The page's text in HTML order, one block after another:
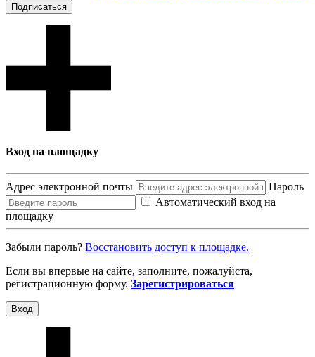
Подписаться
Вход на площадку
Адрес электронной почты
Пароль
Автоматический вход на
площадку
Забыли пароль? Восcтановить доступ к площадке.
Если вы впервые на сайте, заполните, пожалуйста,
регистрационную форму. Зарегистрироваться
Вход